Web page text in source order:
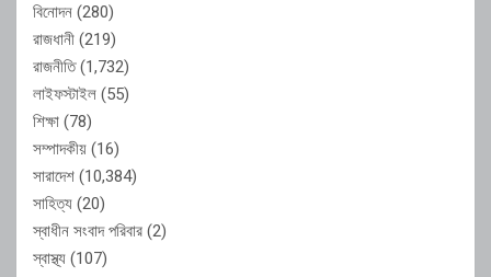
বিনোদন (280)
রাজধানী (219)
রাজনীতি(1,732)
লাইফস্টাইল (55)
শিক্ষা (78)
সম্পাদকীয় (16)
সারাদেশ (10,384)
সাহিত্য (20)
স্বাধীন সংবাদ পরিবার (2)
স্বাস্থ্য (107)